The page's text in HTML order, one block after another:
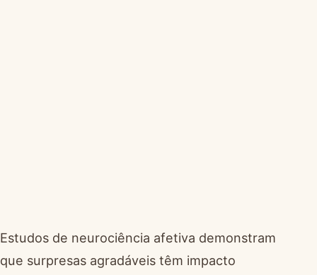
Estudos de neurociência afetiva demonstram
que surpresas agradáveis têm impacto